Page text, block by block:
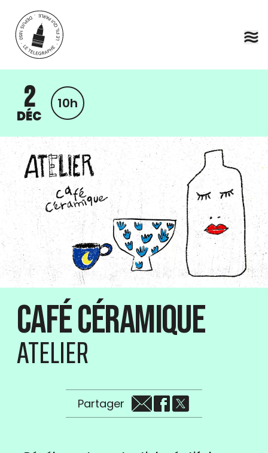
Aller au contenu principal
2
DÉC
10h
Café céramique
ATELIER
Partager